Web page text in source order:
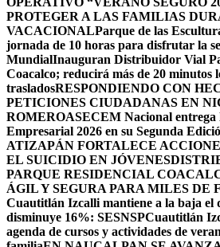
PROTEGER A LAS FAMILIAS
VACACIONALParque de las
jornada de 10 horas para disfrutar la
MundialInauguran Distribuidor Vial
Coacalco; reducirá más de 20 minutos
trasladosRESPONDIENDO CON
PETICIONES CIUDADANAS EN
ROMEROASECEM Nacional
Empresarial 2026 en su Segunda
ATIZAPÁN FORTALECE
EL SUICIDIO EN JÓVENES
PARQUE RESIDENCIAL
ÁGIL Y SEGURA PARA MILES DE
Cuautitlán Izcalli mantiene a la baja el
disminuye 16%: SESNSPCuautitlán
agenda de cursos y actividades de